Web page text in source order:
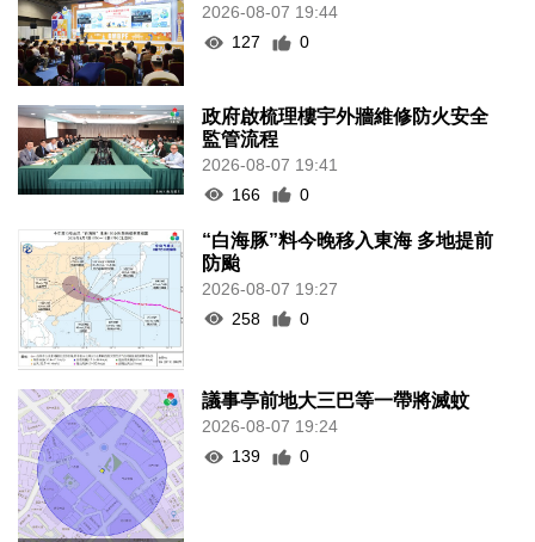
2026-08-07 19:44
127
0
政府啟梳理樓宇外牆維修防火安全
監管流程
2026-08-07 19:41
166
0
“白海豚”料今晚移入東海 多地提前
防颱
2026-08-07 19:27
258
0
議事亭前地大三巴等一帶將滅蚊
2026-08-07 19:24
139
0